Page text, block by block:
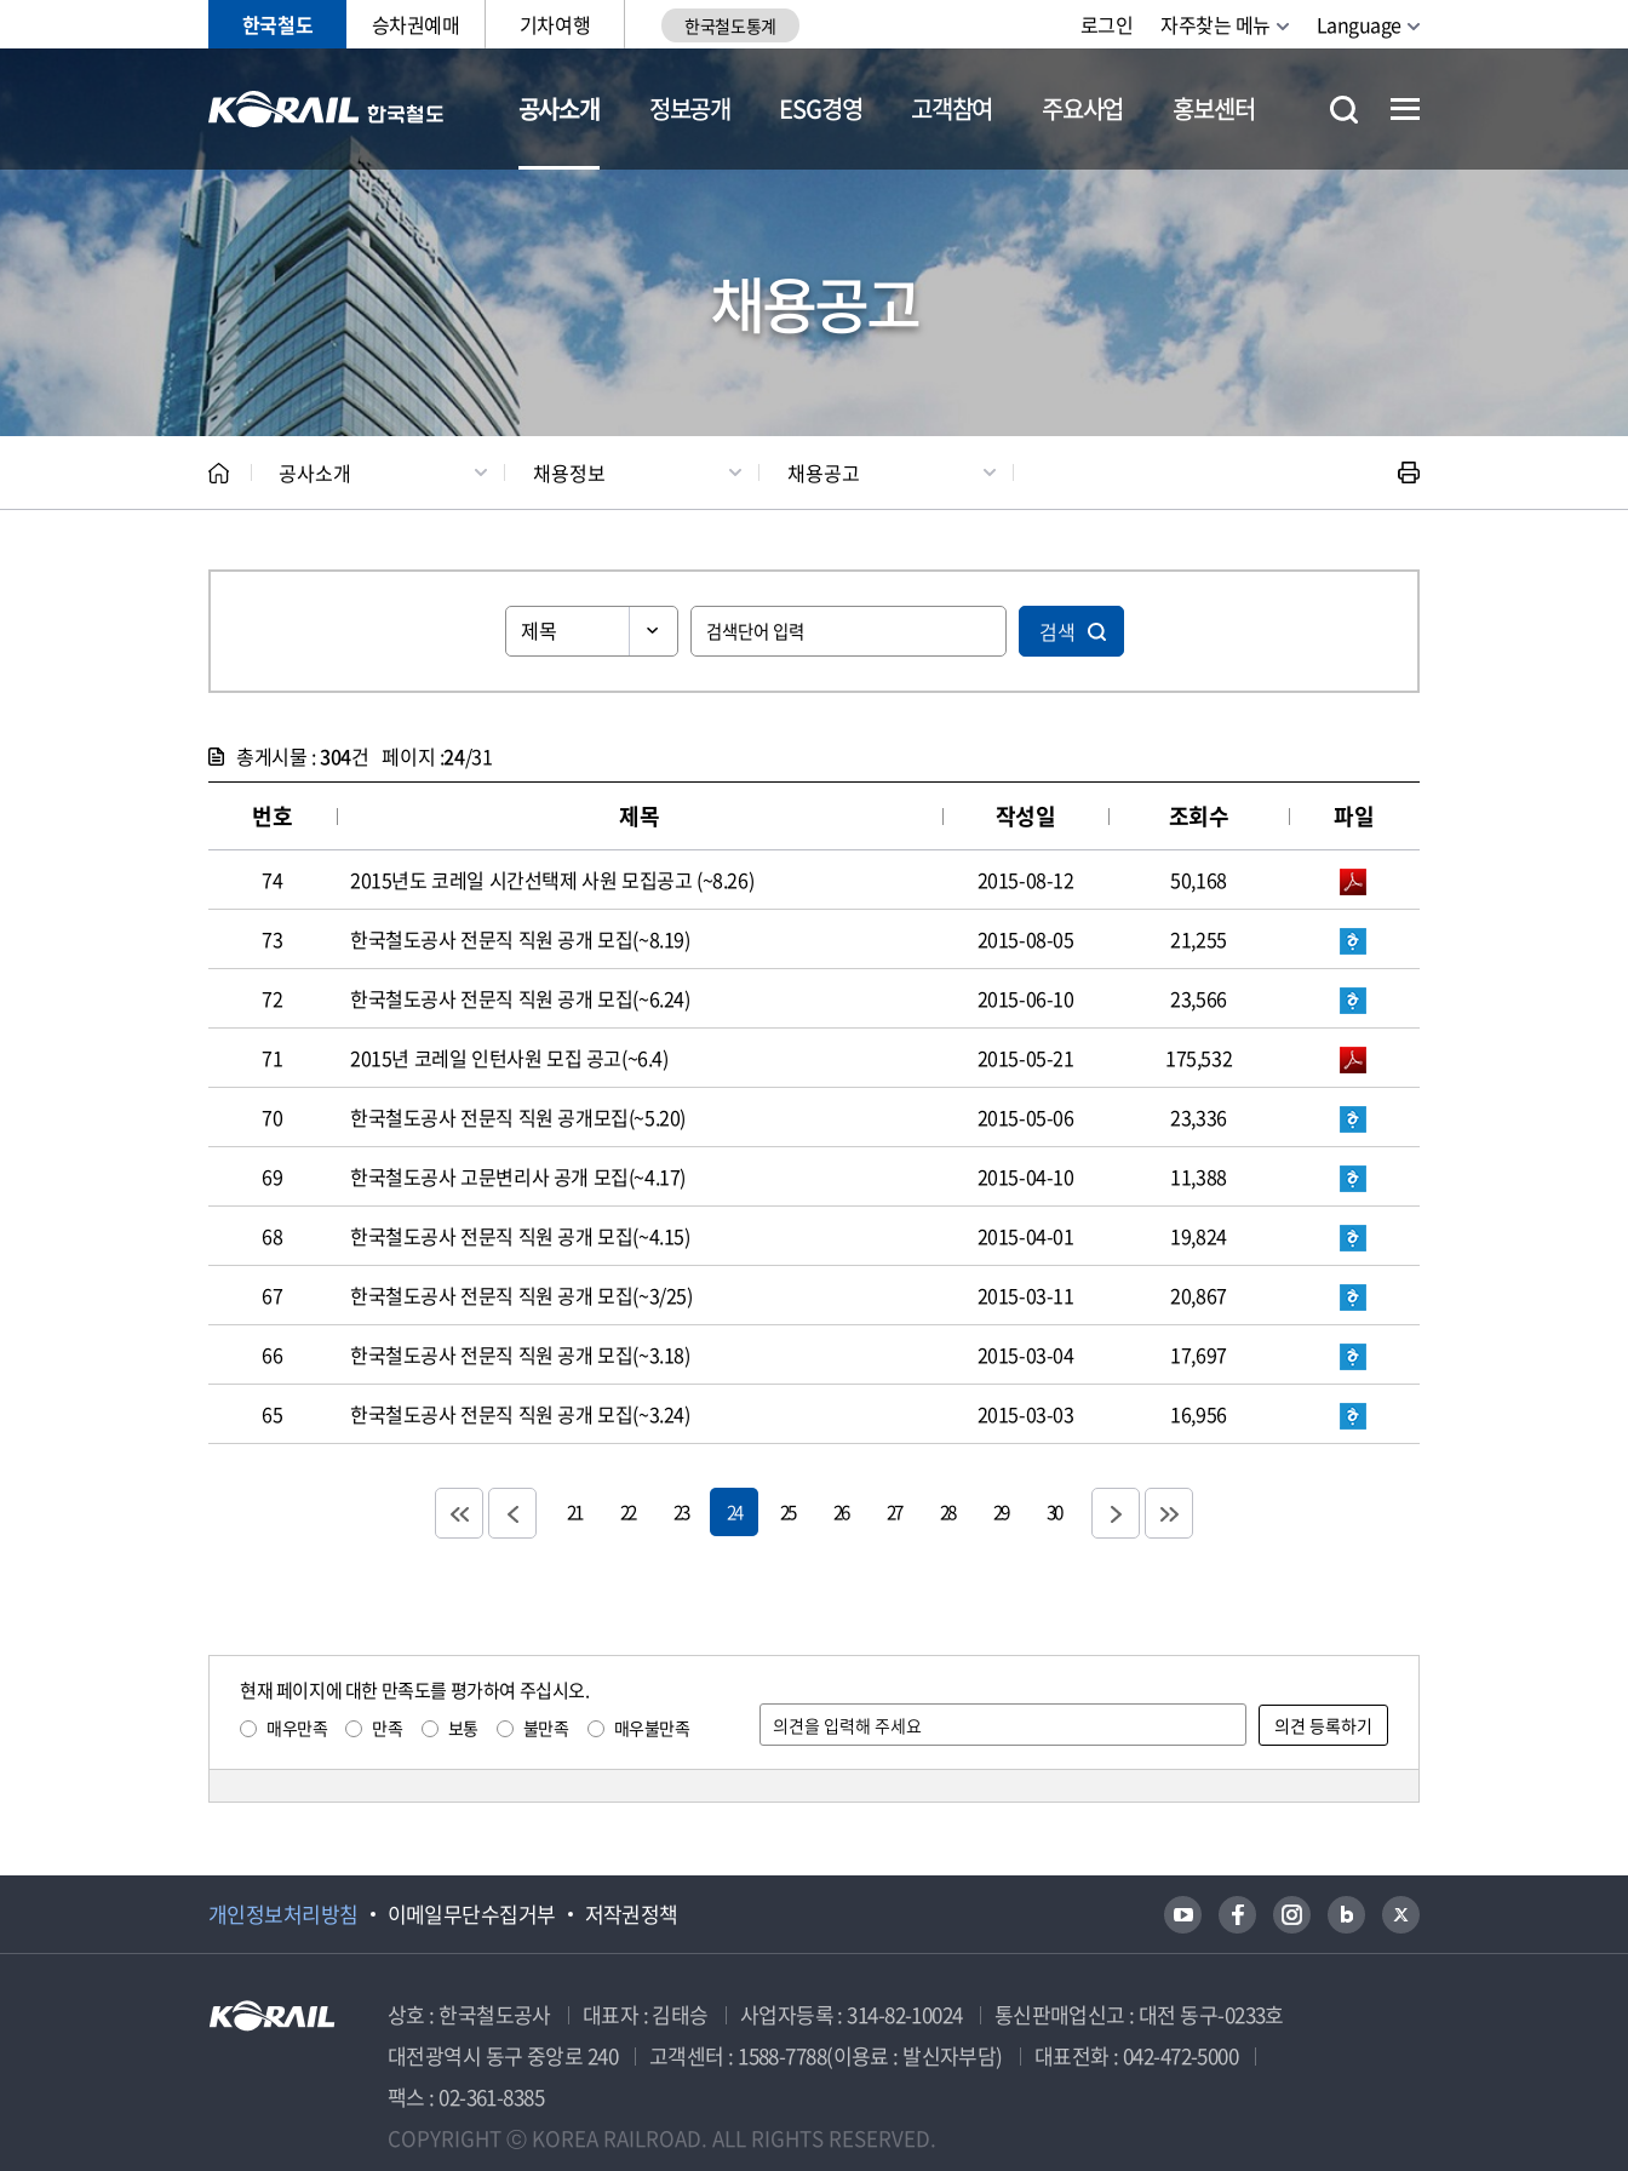
한국철도 승차권예매 기차여행 한국철도통계 로그인 자주찾는 메뉴 Language
공사소개
CEO 일반현황 채용정보
정보공개 ESG경영 고객참여 주요사업 홍보센터
채용공고
공사소개 채용정보 채용공고
검색
총게시물 :304건 페이지 :24/31
번호 제목 작성일 조회수 파일
74 2015년도 코레일 시간선택제 사원 모집공고 (~8.26) 2015-08-12 50,168
73 한국철도공사 전문직 직원 공개 모집(~8.19) 2015-08-05 21,255
72 한국철도공사 전문직 직원 공개 모집(~6.24) 2015-06-10 23,566
71 2015년 코레일 인턴사원 모집 공고(~6.4) 2015-05-21 175,532
70 한국철도공사 전문직 직원 공개모집(~5.20) 2015-05-06 23,336
69 한국철도공사 고문변리사 공개 모집(~4.17) 2015-04-10 11,388
68 한국철도공사 전문직 직원 공개 모집(~4.15) 2015-04-01 19,824
67 한국철도공사 전문직 직원 공개 모집(~3/25) 2015-03-11 20,867
66 한국철도공사 전문직 직원 공개 모집(~3.18) 2015-03-04 17,697
65 한국철도공사 전문직 직원 공개 모집(~3.24) 2015-03-03 16,956
21 22 23 24 25 26 27 28 29 30
현재 페이지에 대한 만족도를 평가하여 주십시오.
매우만족 만족 보통 불만족 매우불만족
개인정보처리방침 이메일무단수집거부 저작권정책
상호 : 한국철도공사 대표자 : 김태승 사업자등록 : 314-82-10024
통신판매업신고 : 대전 동구-0233호
대전광역시 동구 중앙로 240
고객센터 : 1588-7788(이용료 : 발신자부담)
대표전화 : 042-472-5000
팩스 : 02-361-8385
COPYRIGHT ⓒ KOREA RAILROAD. ALL RIGHTS RESERVED.